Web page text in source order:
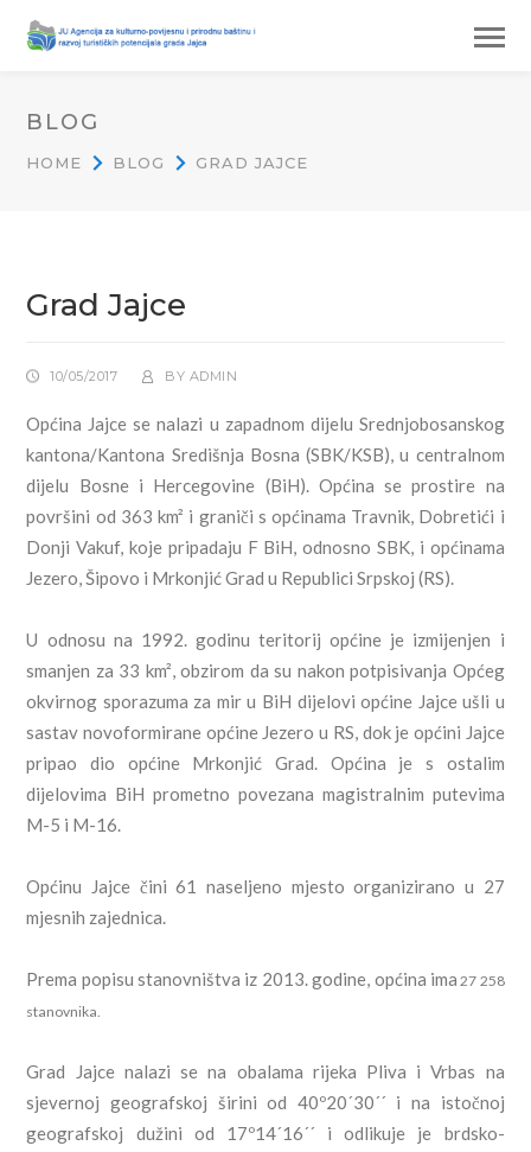
BLOG
HOME BLOG GRAD JAJCE
Grad Jajce
10/05/2017 BY ADMIN
Općina Jajce se nalazi u zapadnom dijelu Srednjobosanskog
kantona/Kantona Središnja Bosna (SBK/KSB), u centralnom
dijelu Bosne i Hercegovine (BiH). Općina se prostire na
površini od 363 km² i graniči s općinama Travnik, Dobretići i
Donji Vakuf, koje pripadaju F BiH, odnosno SBK, i općinama
Jezero, Šipovo i Mrkonjić Grad u Republici Srpskoj (RS).
U odnosu na 1992. godinu teritorij općine je izmijenjen i
smanjen za 33 km², obzirom da su nakon potpisivanja Općeg
okvirnog sporazuma za mir u BiH dijelovi općine Jajce ušli u
sastav novoformirane općine Jezero u RS, dok je općini Jajce
pripao dio općine Mrkonjić Grad. Općina je s ostalim
dijelovima BiH prometno povezana magistralnim putevima
M-5 i M-16.
Općinu Jajce čini 61 naseljeno mjesto organizirano u 27
mjesnih zajednica.
Prema popisu stanovništva iz 2013. godine, općina ima 27 258
stanovnika.
Grad Jajce nalazi se na obalama rijeka Pliva i Vrbas na
sjevernoj geografskoj širini od 40º20´30´´ i na istočnoj
geografskoj dužini od 17º14´16´´ i odlikuje je brdsko-